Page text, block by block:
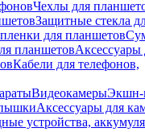
Чехлы для
Защитные стекла
для планшетов
планшетовАксессуары
Кабели для телефонов,
ВидеокамерыЭкшн-
Аксессуары для
устройства,